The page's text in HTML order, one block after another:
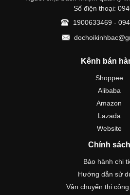
Số điện thoại:
1900633469 -
Kênh bán
Shoppee
Alibaba
Amazon
Lazada
Website
Chính sách
Bảo hành chi
Hướng dẫn sử
Vận chuyển thi